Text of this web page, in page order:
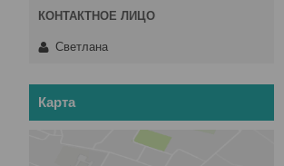
Светлана
Карта